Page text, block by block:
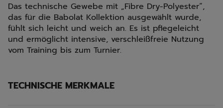
Das technische Gewebe mit „Fibre Dry-Polyester“,
das für die Babolat Kollektion ausgewählt wurde,
fühlt sich leicht und weich an. Es ist pflegeleicht
und ermöglicht intensive, verschleißfreie Nutzung
vom Training bis zum Turnier.
TECHNISCHE MERKMALE